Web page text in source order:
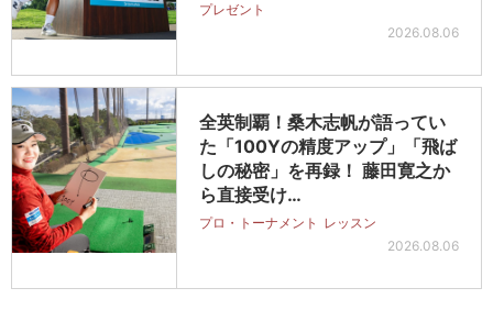
プレゼント
2026.08.06
全英制覇！桑木志帆が語ってい
た「100Yの精度アップ」「飛ば
しの秘密」を再録！ 藤田寛之か
ら直接受け…
プロ・トーナメント レッスン
2026.08.06